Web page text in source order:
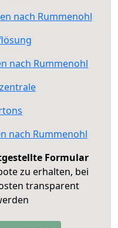
nach Rummenohl
nach Rummenohl
nach Rummenohl
Formular
zu erhalten, bei
transparent